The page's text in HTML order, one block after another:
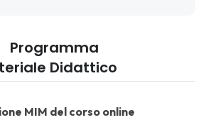
Programma
Didattico
MIM del corso online